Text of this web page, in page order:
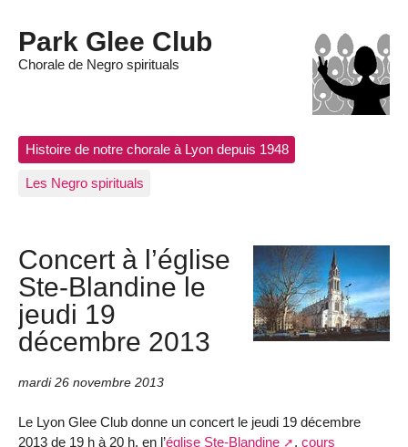
Park Glee Club
Chorale de Negro spirituals
Histoire de notre chorale à Lyon depuis 1948
Les Negro spirituals
Concert à l’église
Ste-Blandine le
jeudi 19
décembre 2013
mardi 26 novembre 2013
Le Lyon Glee Club donne un concert le jeudi 19 décembre
2013 de 19 h à 20 h, en l’église Ste-Blandine , cours